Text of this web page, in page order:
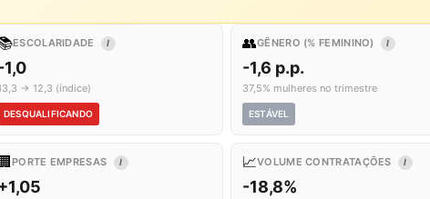
ESCOLARIDADE I
1,0
→ 12,3 (índice)
DESQUALIFICANDO
👥GÊNERO (% FEMININO) I
-1,6 p.p.
37,5% mulheres no trimestre
ESTÁVEL
🏢 PORTE EMPRESAS I 📈VOLUME CONTRATAÇÕES I
-18,8%